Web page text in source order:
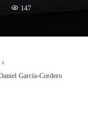
147
García-Cordero